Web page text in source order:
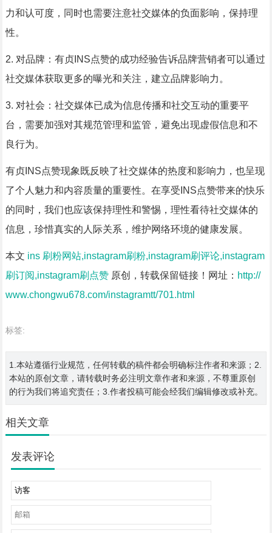
力和认可度，同时也需要注意社交媒体的负面影响，保持理
性。
2. 对品牌：有贞INS点赞的成功经验告诉品牌营销者可以通过
社交媒体获取更多的曝光和关注，建立品牌影响力。
3. 对社会：社交媒体已成为信息传播和社交互动的重要平
台，需要加强对其规范管理和监管，避免出现虚假信息和不
良行为。
有贞INS点赞现象既反映了社交媒体的热度和影响力，也呈现
了个人魅力和内容质量的重要性。在享受INS点赞带来的快乐
的同时，我们也应该保持理性和警惕，理性看待社交媒体的
信息，珍惜真实的人际关系，维护网络环境的健康发展。
本文 ins 刷粉网站,instagram刷粉,instagram刷评论,instagram
刷订阅,instagram刷点赞原创，转载保留链接！网址： http://
www.chongwu678.com/instagramtt/701.html
标签:
1.本站遵循行业规范，任何转载的稿件都会明确标注作者和来源；2.
本站的原创文章，请转载时务必注明文章作者和来源，不尊重原创
的行为我们将追究责任；3.作者投稿可能会经我们编辑修改或补充。
相关文章
发表评论